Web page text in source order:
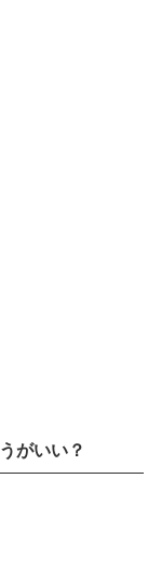
がいい？